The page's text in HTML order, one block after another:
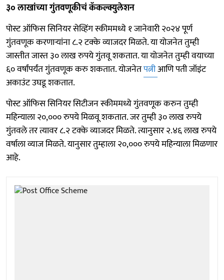
३० लाखांच्या गुंतवणूकीचं कॅकल्क्युलेशन
पोस्ट ऑफिस सिनियर सेव्हिंग स्कीममध्ये १ जानेवारी २०२४ पूर्ण
गुंतवणूक करणाऱ्यांना ८.२ टक्के व्याजदर मिळते. या योजनेत तुम्ही
जास्तीत जास्त ३० लाख रुपये गुंतवू शकतात. या योजनेत तुम्ही वयाच्या
६० वर्षांपर्यंत गुंतवणूक करु शकतात. योजनेतपत्नीआणि पती जॉइंट
अकाउंट उघडू शकतात.
पोस्ट ऑफिस सिनियर सिटीजन स्कीममध्ये गुंतवणूक करुन तुम्ही
महिन्याला २०,००० रुपये मिळवू शकतात. जर तुम्ही ३० लाख रुपये
गुंतवले तर त्यावर ८.२ टक्के व्याजदर मिळते. त्यानुसार २.४६ लाख रुपये
वर्षाला व्याज मिळते. यानुसार तुम्हाला २०,००० रुपये महिन्याला मिळणार
आहे.